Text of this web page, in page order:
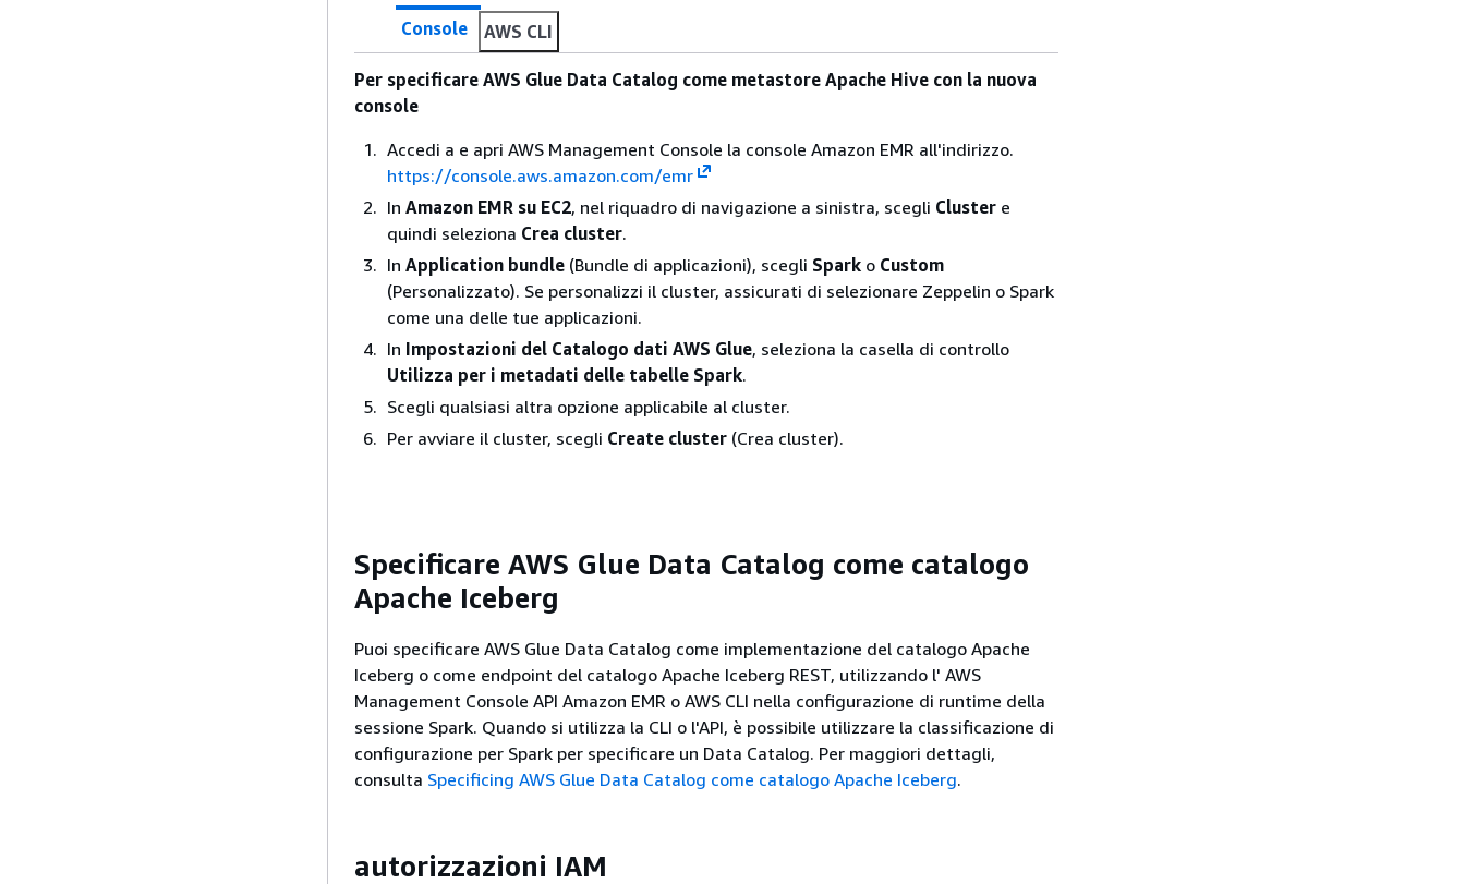
Console AWS CLI
Per specificare AWS Glue Data Catalog come metastore Apache Hive con la nuova
console
Accedi a e apri AWS Management Console la console Amazon EMR all'indirizzo.
https://console.aws.amazon.com/emr
In Amazon EMR su EC2, nel riquadro di navigazione a sinistra, scegli Cluster e
quindi seleziona Crea cluster.
In Application bundle (Bundle di applicazioni), scegli Spark o Custom
(Personalizzato). Se personalizzi il cluster, assicurati di selezionare Zeppelin o Spark
come una delle tue applicazioni.
In Impostazioni del Catalogo dati AWS Glue, seleziona la casella di controllo
Utilizza per i metadati delle tabelle Spark.
Scegli qualsiasi altra opzione applicabile al cluster.
Per avviare il cluster, scegli Create cluster (Crea cluster).
Specificare AWS Glue Data Catalog come catalogo
Apache Iceberg
Puoi specificare AWS Glue Data Catalog come implementazione del catalogo Apache
Iceberg o come endpoint del catalogo Apache Iceberg REST, utilizzando l' AWS
Management Console API Amazon EMR o AWS CLI nella configurazione di runtime della
sessione Spark. Quando si utilizza la CLI o l'API, è possibile utilizzare la classificazione di
configurazione per Spark per specificare un Data Catalog. Per maggiori dettagli,
consulta Specificing AWS Glue Data Catalog come catalogo Apache Iceberg.
autorizzazioni IAM